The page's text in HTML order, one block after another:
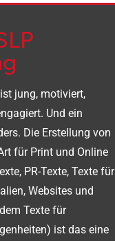
jung, motiviert,
Und ein
Die Erstellung von
für Print und Online
PR-Texte, Texte für
Websites und
Texte für
ist das eine